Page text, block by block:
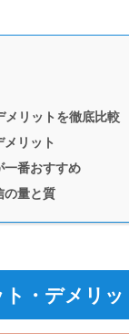
メリットを徹底比較
リット
一番おすすめ
の量と質
・デメリ